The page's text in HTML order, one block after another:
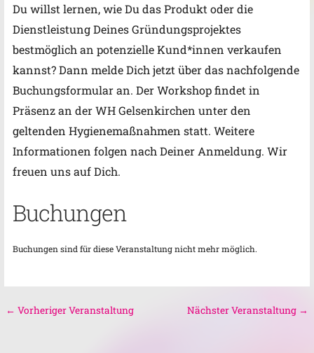
Du willst lernen, wie Du das Produkt oder die
Dienstleistung Deines Gründungsprojektes
bestmöglich an potenzielle Kund*innen verkaufen
kannst? Dann melde Dich jetzt über das nachfolgende
Buchungsformular an.Der Workshop findet in
Präsenz an der WH Gelsenkirchen unter den
geltenden Hygienemaßnahmen statt. Weitere
Informationen folgen nach Deiner Anmeldung. Wir
freuen uns auf Dich.
Buchungen
Buchungen sind für diese Veranstaltung nicht mehr möglich.
← Vorheriger Veranstaltung Nächster Veranstaltung →